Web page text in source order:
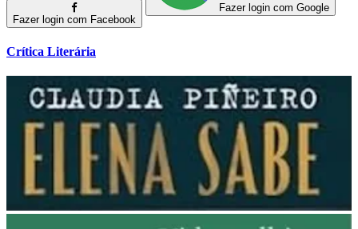
Fazer login com Facebook
Fazer login com Google
Crítica Literária